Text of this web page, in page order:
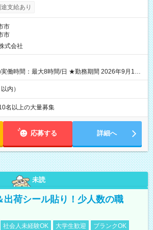
16~10/23) の日給がUP! 日給1万1500円でしっか
り稼げます♪ 【試用期間】試用期間なし
支給あり
市
市
式会社
実働時間：最大8時間/日 ★勤務期間 2026年9月16
月23日 短期勤務OK! 期間中フル勤務できる方優遇
(勤務日数応相談) ※期間前から勤務スタートも可
トあり
内）
名以上の大量募集
応募する 詳細へ
未読
出荷シール貼り！少人数の職
社会人未経験OK 大学生歓迎
ブランクOK